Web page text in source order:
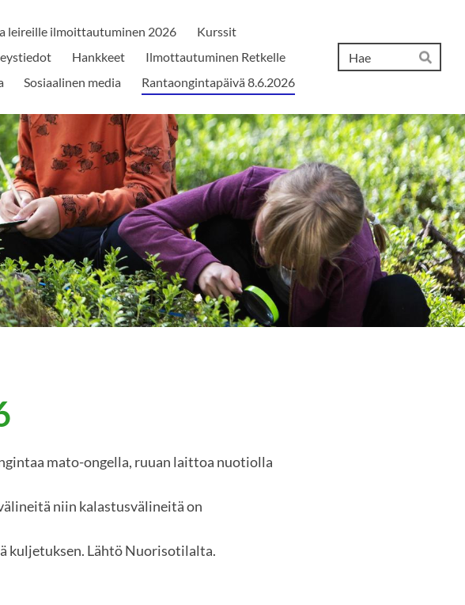
leireille ilmoittautuminen 2026
Kurssit
Hankkeet
Ilmottautuminen Retkelle
Sosiaalinen media Rantaongintapäivä 8.6.2026
Hae
mato-ongella, ruuan laittoa nuotiolla
niin kalastusvälineitä on
kuljetuksen. Lähtö Nuorisotilalta.